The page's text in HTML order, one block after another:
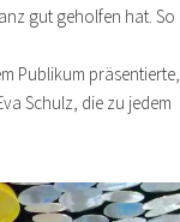
gut geholfen hat. So
Publikum präsentierte,
Schulz, die zu jedem